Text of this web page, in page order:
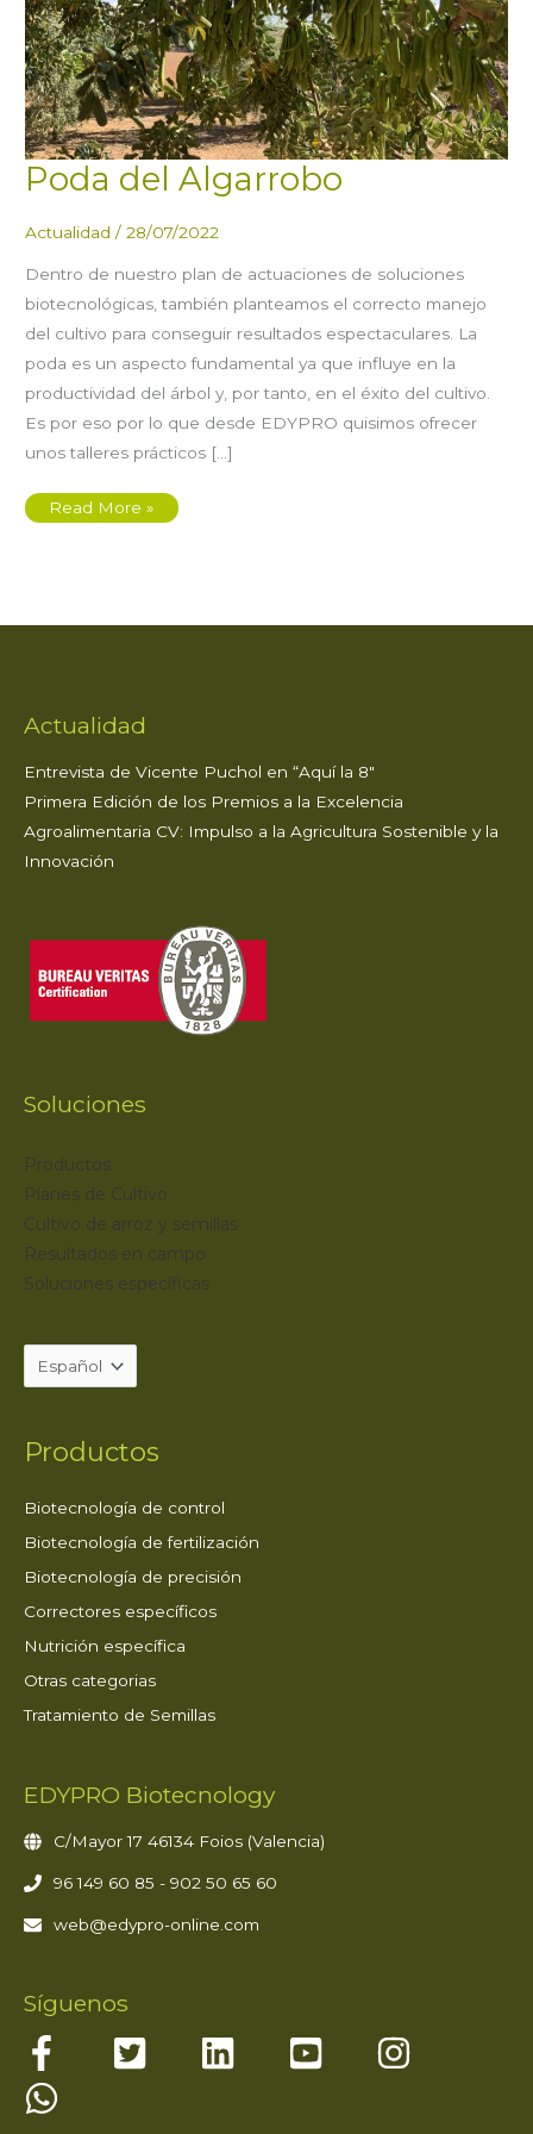
Poda del Algarrobo
Actualidad /28/07/2022
Dentro de nuestro plan de actuaciones de soluciones
biotecnológicas, también planteamos el correcto manejo
del cultivo para conseguir resultados espectaculares. La
poda es un aspecto fundamental ya que influye en la
productividad del árbol y, por tanto, en el éxito del cultivo.
Es por eso por lo que desde EDYPRO quisimos ofrecer
unos talleres prácticos […]
Poda
del
Read More »
Actualidad
Entrevista de Vicente Puchol en “Aquí la 8″
Primera Edición de los Premios a la Excelencia
Agroalimentaria CV: Impulso a la Agricultura Sostenible y la
Innovación
Soluciones
Productos
Planes de Cultivo
Cultivo de arroz y semillas
Resultados en campo
Soluciones específicas
Productos
Biotecnología de control
Biotecnología de fertilización
Biotecnología de precisión
Correctores específicos
Nutrición específica
Otras categorias
Tratamiento de Semillas
EDYPRO Biotecnology
C/Mayor 17 46134 Foios (Valencia)
96 149 60 85 - 902 50 65 60
web@edypro-online.com
Síguenos